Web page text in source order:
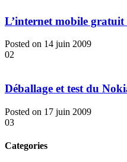
L’internet mobile gratuit
Posted on 14 juin 2009
02
Déballage et test du
Posted on 17 juin 2009
03
Categories